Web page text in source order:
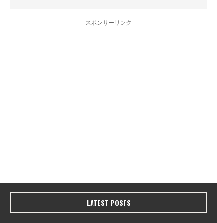
スポンサーリンク
LATEST POSTS